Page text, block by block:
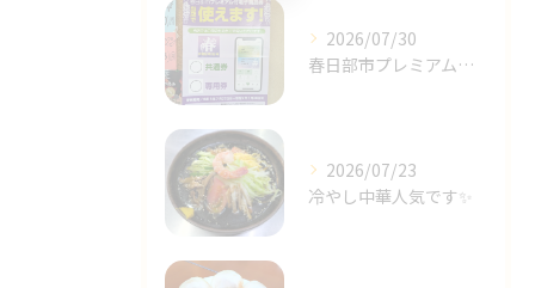
2026/07/30
春日部市プレミアム商品券✨⁡
2026/07/23
冷やし中華人気です✨⁡